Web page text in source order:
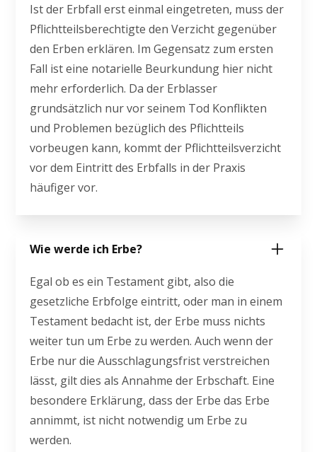
Ist der Erbfall erst einmal eingetreten, muss der
Pflichtteilsberechtigte den Verzicht gegenüber
den Erben erklären. Im Gegensatz zum ersten
Fall ist eine notarielle Beurkundung hier nicht
mehr erforderlich. Da der Erblasser
grundsätzlich nur vor seinem Tod Konflikten
und Problemen bezüglich des Pflichtteils
vorbeugen kann, kommt der Pflichtteilsverzicht
vor dem Eintritt des Erbfalls in der Praxis
häufiger vor.
Wie werde ich Erbe?
Egal ob es ein Testament gibt, also die
gesetzliche Erbfolge eintritt, oder man in einem
Testament bedacht ist, der Erbe muss nichts
weiter tun um Erbe zu werden. Auch wenn der
Erbe nur die Ausschlagungsfrist verstreichen
lässt, gilt dies als Annahme der Erbschaft. Eine
besondere Erklärung, dass der Erbe das Erbe
annimmt, ist nicht notwendig um Erbe zu
werden.